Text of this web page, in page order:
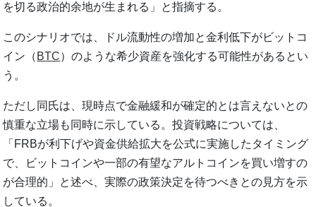
を切る政治的余地が生まれる」と指摘する。
このシナリオでは、ドル流動性の増加と金利低下がビットコ
イン（ BTC）のような希少資産を強化する可能性があるとい
う。
ただし同氏は、現時点で金融緩和が確定的とは言えないとの
慎重な立場も同時に示している。投資戦略については、
「FRBが利下げや資金供給拡大を公式に実施したタイミング
で、ビットコインや一部の有望なアルトコインを買い増すの
が合理的」と述べ、実際の政策決定を待つべきとの見方を示
している。